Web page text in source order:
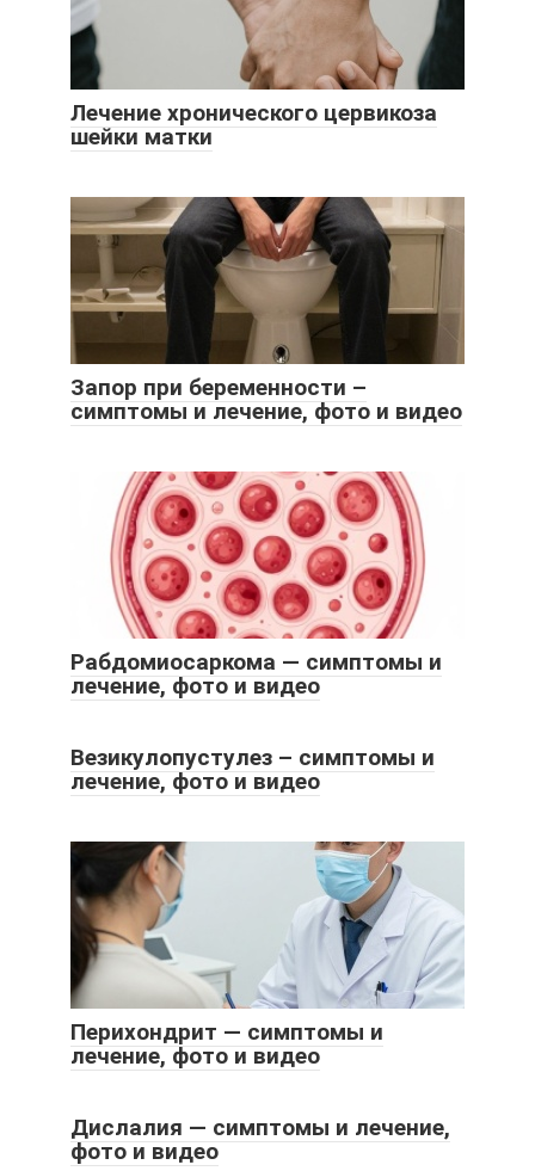
Лечение хронического цервикоза
шейки матки
Запор при беременности –
симптомы и лечение, фото и видео
Рабдомиосаркома — симптомы и
лечение, фото и видео
Везикулопустулез – симптомы и
лечение, фото и видео
Перихондрит — симптомы и
лечение, фото и видео
Дислалия — симптомы и лечение,
фото и видео